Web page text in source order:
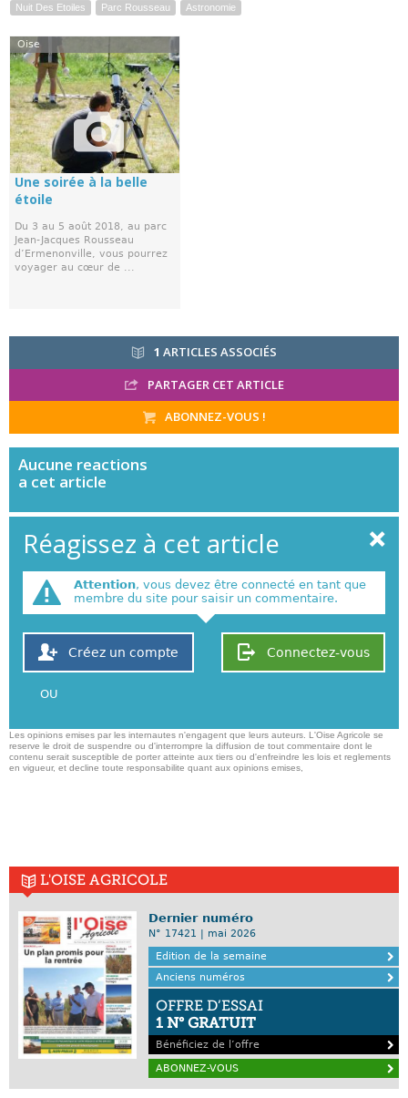
Nuit Des Etoiles
Parc Rousseau Astronomie
Oise
Une soirée à la belle
étoile
Du 3 au 5 août 2018, au parc
Jean-Jacques Rousseau
d’Ermenonville, vous pourrez
voyager au cœur de ...
1 ARTICLES ASSOCIÉS
PARTAGER CET ARTICLE
ABONNEZ-VOUS !
Aucune reactions
a cet article
Réagissez à cet article
Attention, vous devez être connecté en tant que
membre du site pour saisir un commentaire.
Connectez-vous
Créez un compte
OU
Les opinions emises par les internautes n'engagent que leurs auteurs. L'Oise Agricole se
reserve le droit de suspendre ou d'interrompre la diffusion de tout commentaire dont le
contenu serait susceptible de porter atteinte aux tiers ou d'enfreindre les lois et reglements
en vigueur, et decline toute responsabilite quant aux opinions emises,
L'OISE AGRICOLE
Dernier numéro
N° 17421 | mai 2026
Edition de la semaine
Anciens numéros
OFFRE D’ESSAI
1 N° GRATUIT
Bénéficiez de l’offre
ABONNEZ-VOUS